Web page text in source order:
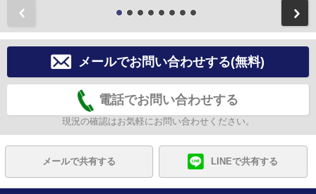
メールでお問い合わせする(無料)
電話でお問い合わせする
現況の確認はお気軽にお問い合わせください。
メールで共有する LINEで共有する